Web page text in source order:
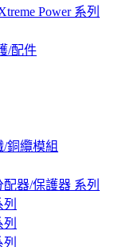
Power 系列
/配件
/銅纜模組
器/保護器 系列